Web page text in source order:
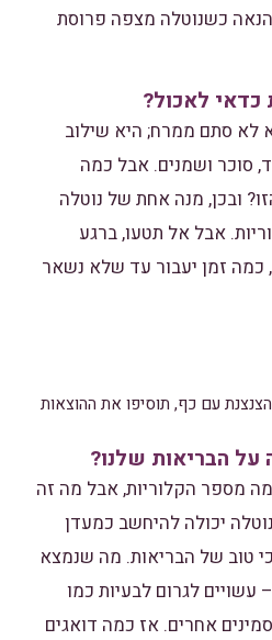
כשנוטלה מצפה פרוסת
כדאי לאכול?
לא סתם ממרח; היא שילוב
סוכר ושמנים. אבל כמה
ובכן, מנה אחת של נוטלה
מכילה כ-80 קלוריות. אבל אל תטעו, ברגע
כמה זמן יעבור עד שלא נשאר
עם כף, תוסיפו את ההוצאות
הבריאות שלנו?
מה מספר הקלוריות, אבל מה זה
יכולה להיחשב כמעדן
טוב של הבריאות. מה שנמצא
לגרום לבעיות כמו
אחרים. אז כמה דואגים